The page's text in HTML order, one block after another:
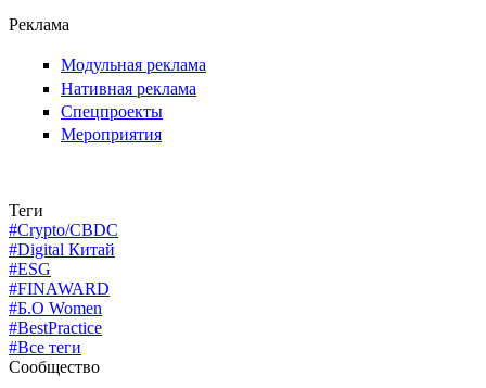
Реклама
Модульная реклама
Нативная реклама
Спецпроекты
Мероприятия
Теги
#Crypto/CBDC
#Digital Китай
#ESG
#FINAWARD
#Б.О Women
#BestPractice
#Все теги
Сообщество